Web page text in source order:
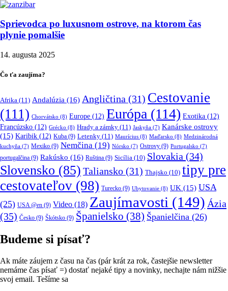
Sprievodca po luxusnom ostrove, na ktorom čas
plynie pomalšie
14. augusta 2025
Čo ťa zaujíma?
Afrika (11) Andalúzia (16) Angličtina (31) Cestovanie
(111) Chorvátsko (8) Europe (12) Európa (114) Exotika (12)
Francúzsko (12) Grécko (8) Hrady a zámky (11) Jaskyňa (7) Kanárske ostrovy
(15) Karibik (12) Kuba (9) Letenky (11) Maurícius (8) Maďarsko (8) Medzinárodná
kuchyňa (7) Mexiko (9) Nemčina (19) Nórsko (7) Ostrovy (9) Portugalsko (7)
portugalčina (9) Rakúsko (16) Ruština (9) Sicília (10) Slovakia (34)
Slovensko (85) Taliansko (31) Thajsko (10) tipy pre
cestovateľov (98) Turecko (9) Ubytovanie (8) UK (15) USA
(25) USA @en (9) Video (18) Zaujímavosti (149) Ázia
(35) Česko (9) Škótsko (9) Španielsko (38) Španielčina (26)
Budeme si písať?
Ak máte záujem z času na čas (pár krát za rok, častejšie newsletter
nemáme čas písať =) dostať nejaké tipy a novinky, nechajte nám nižšie
svoj email. Tešíme sa